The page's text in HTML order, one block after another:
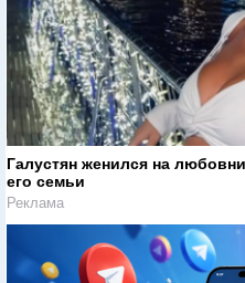
Галустян женился на
его семьи
Реклама